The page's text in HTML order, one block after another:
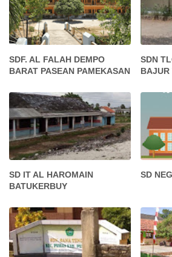
SDF. AL FALAH DEMPO
BARAT PASEAN PAMEKASAN
SDN
BAJUR
SD IT AL HAROMAIN
BATUKERBUY
SD